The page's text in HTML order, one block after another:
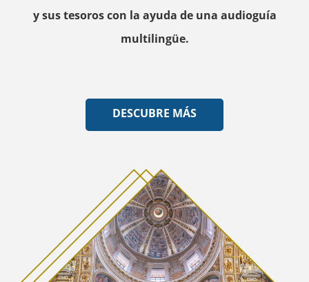
y sus tesoros con la ayuda de una audioguía
multilingüe.
DESCUBRE MÁS